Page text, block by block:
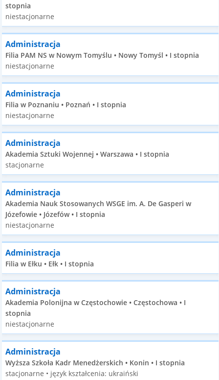
stopnia
niestacjonarne
Administracja
Filia PAM NS w Nowym Tomyślu • Nowy Tomyśl • I stopnia
niestacjonarne
Administracja
Filia w Poznaniu • Poznań • I stopnia
niestacjonarne
Administracja
Akademia Sztuki Wojennej • Warszawa • I stopnia
stacjonarne
Administracja
Akademia Nauk Stosowanych WSGE im. A. De Gasperi w
Józefowie • Józefów • I stopnia
niestacjonarne
Administracja
Filia w Ełku • Ełk • I stopnia
Administracja
Akademia Polonijna w Częstochowie • Częstochowa • I
stopnia
niestacjonarne
Administracja
Wyższa Szkoła Kadr Menedżerskich • Konin • I stopnia
stacjonarne • język kształcenia: ukraiński